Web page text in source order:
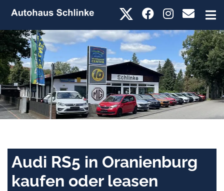
Audi RS5 in Oranienburg
kaufen oder leasen